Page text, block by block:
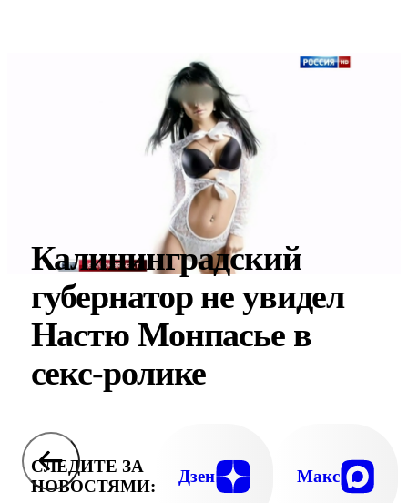
Калининградский
губернатор не увидел
Настю Монпасье в
секс-ролике
СЛЕДИТЕ ЗА
НОВОСТЯМИ:
Дзен Макс